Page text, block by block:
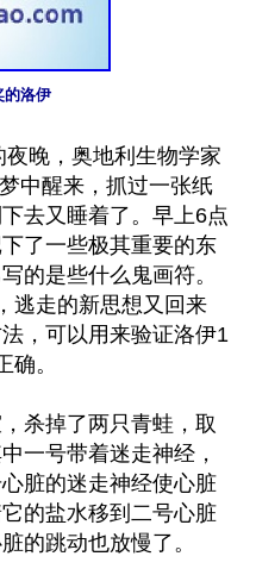
的洛伊
晚，奥地利生物学家
中醒来，抓过一张纸
去又睡着了。早上6点
了一些极其重要的东
的是些什么鬼画符。
逃走的新思想又回来
，可以用来验证洛伊1
。
杀掉了两只青蛙，取
一号带着迷走神经，
脏的迷走神经使心脏
的盐水移到二号心脏
的跳动也放慢了。